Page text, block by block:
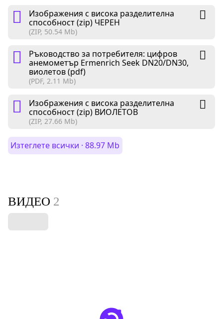
Изображения с висока разделителна
способност (zip) ЧЕРЕН
(ZIP, 50.54 Mb)
Ръководство за потребителя: цифров
анемометър Ermenrich Seek DN20/DN30,
виолетов (pdf)
(PDF, 2.11 Mb)
Изображения с висока разделителна
способност (zip) ВИОЛЕТОВ
(ZIP, 27.66 Mb)
Изтеглете всички · 88.97 Mb
ВИДЕО 2